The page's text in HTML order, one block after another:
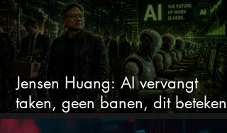
Jensen Huang: AI vervangt
taken, geen banen, dit betekent
het voor AI-aandelen